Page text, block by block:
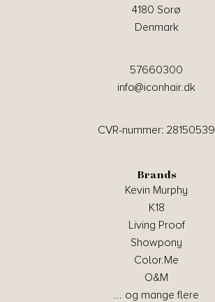
4180 Sorø
Denmark
57660300
info@iconhair.dk
CVR-nummer: 28150539
Brands
Kevin Murphy
K18
Living Proof
Showpony
Color.Me
O&M
... og mange flere